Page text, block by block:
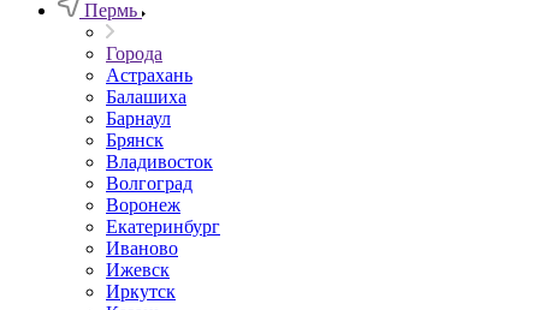
Пермь
Города
Астрахань
Балашиха
Барнаул
Брянск
Владивосток
Волгоград
Воронеж
Екатеринбург
Иваново
Ижевск
Иркутск